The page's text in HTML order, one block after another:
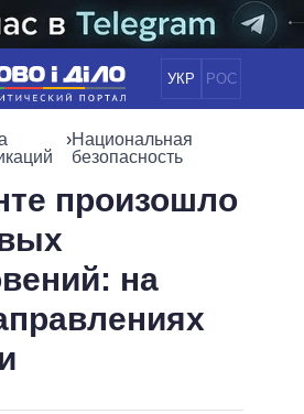
УКР РОС
НОВОСТИ
ЭКОНОМИКА
МИР
ПОЛИТИКИ
ОФИС
ВИДЕО
›Национальная
безопасность
произошло
на